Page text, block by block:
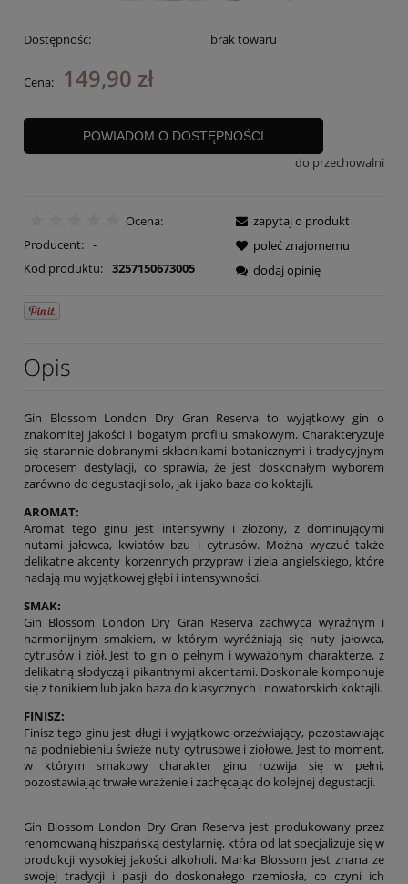
Dostępność: brak towaru
Cena: 149,90 zł
POWIADOM O DOSTĘPNOŚCI
do przechowalni
Ocena:
Producent: -
Kod produktu: 3257150673005
zapytaj o produkt
poleć znajomemu
dodaj opinię
Opis
Gin Blossom London Dry Gran Reserva to wyjątkowy gin o
znakomitej jakości i bogatym profilu smakowym. Charakteryzuje
się starannie dobranymi składnikami botanicznymi i tradycyjnym
procesem destylacji, co sprawia, że jest doskonałym wyborem
zarówno do degustacji solo, jak i jako baza do koktajli.
AROMAT:
Aromat tego ginu jest intensywny i złożony, z dominującymi
nutami jałowca, kwiatów bzu i cytrusów. Można wyczuć także
delikatne akcenty korzennych przypraw i ziela angielskiego, które
nadają mu wyjątkowej głębi i intensywności.
SMAK:
Gin Blossom London Dry Gran Reserva zachwyca wyraźnym i
harmonijnym smakiem, w którym wyróżniają się nuty jałowca,
cytrusów i ziół. Jest to gin o pełnym i wyważonym charakterze, z
delikatną słodyczą i pikantnymi akcentami. Doskonale komponuje
się z tonikiem lub jako baza do klasycznych i nowatorskich koktajli.
FINISZ:
Finisz tego ginu jest długi i wyjątkowo orzeźwiający, pozostawiając
na podniebieniu świeże nuty cytrusowe i ziołowe. Jest to moment,
w którym smakowy charakter ginu rozwija się w pełni,
pozostawiając trwałe wrażenie i zachęcając do kolejnej degustacji.
Gin Blossom London Dry Gran Reserva jest produkowany przez
renomowaną hiszpańską destylarnię, która od lat specjalizuje się w
produkcji wysokiej jakości alkoholi. Marka Blossom jest znana ze
swojej tradycji i pasji do doskonałego rzemiosła, co czyni ich